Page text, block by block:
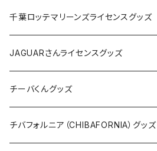
缶バッジ
ホテルキーホルダー
アクリルキーホルダー
ホテルキーホルダー
クリアファイル
Tシャツ
キャップ
バッグ
ステッカー
缶バッジ
Tシャツ
キャップ
バッグ
ステッカー
千葉ロッテマリーンズライセンスグッズ
ステッカー
ステッカー
ステッカー大
缶バッジ
缶バッジ32mm
エコバッグ
JAGUARさんライセンスグッズ
Tシャツ
ステッカー
チーバくんグッズ
Tシャツ
チバフォルニア（CHIBAFORNIA）グッズ